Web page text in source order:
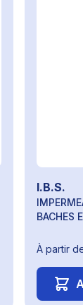
I.B.S.
BACHES
À partir